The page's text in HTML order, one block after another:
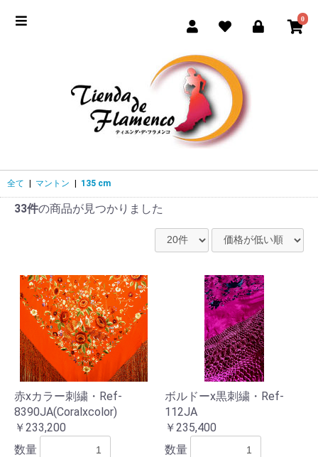
0
全て マントン 135 cm
33件の商品が見つかりました
赤xカラー刺繍・Ref-
8390JA(Coralxcolor)
￥233,200
数量
ボルドーx黒刺繍・Ref-
112JA
￥235,400
数量